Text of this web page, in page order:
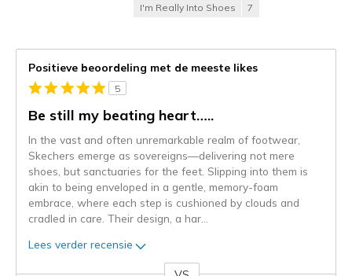
I'm Really Into Shoes 7
Positieve beoordeling met de meeste likes
5
Be still my beating heart…..
In the vast and often unremarkable realm of footwear,
Skechers emerge as sovereigns—delivering not mere
shoes, but sanctuaries for the feet. Slipping into them is
akin to being enveloped in a gentle, memory-foam
embrace, where each step is cushioned by clouds and
cradled in care. Their design, a har
Lees verder recensie